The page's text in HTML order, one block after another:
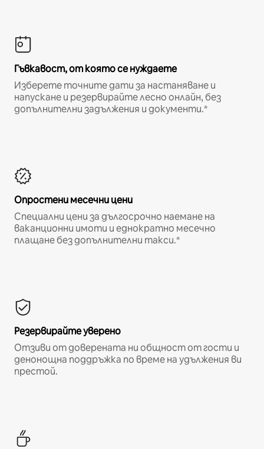
Гъвкавост, от която се нуждаете
Изберете точните дати за настаняване и
напускане и резервирайте лесно онлайн, без
допълнителни задължения и документи.*
Опростени месечни цени
Специални цени за дългосрочно наемане на
ваканционни имоти и еднократно месечно
плащане без допълнителни такси.*
Резервирайте уверено
Отзиви от доверената ни общност от гости и
денонощна поддръжка по време на удължения ви
престой.